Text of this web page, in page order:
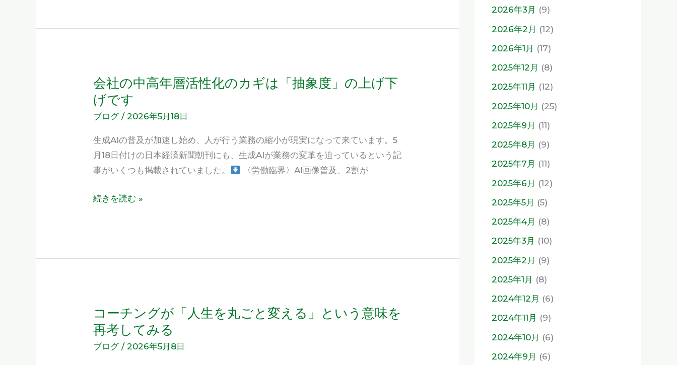
集
中
講
座、
東
京
開
の
せ
会社の中高年層活性化のカギは「抽象度」の上げ下
げです
ブログ/2026年5月18日
生成AIの普及が加速し始め、人が行う業務の縮小が現実になって来ています。5
月18日付けの日本経済新聞朝刊にも、生成AIが業務の変革を迫っているという記
事がいくつも掲載されていました。
〈労働臨界〉AI画像普及、2割が
会
社
の
高
年
層
性
象
度」
の
上
続きを読む »
コーチングが「人生を丸ごと変える」という意味を
再考してみる
ブログ/2026年5月8日
コ
ー
チ
2026年3月 (9)
2026年2月 (12)
2026年1月 (17)
2025年12月 (8)
2025年11月 (12)
2025年10月 (25)
2025年9月 (11)
2025年8月 (9)
2025年7月 (11)
2025年6月 (12)
2025年5月 (5)
2025年4月 (8)
2025年3月 (10)
2025年2月 (9)
2025年1月 (8)
2024年12月 (6)
2024年11月 (9)
2024年10月 (6)
2024年9月 (6)